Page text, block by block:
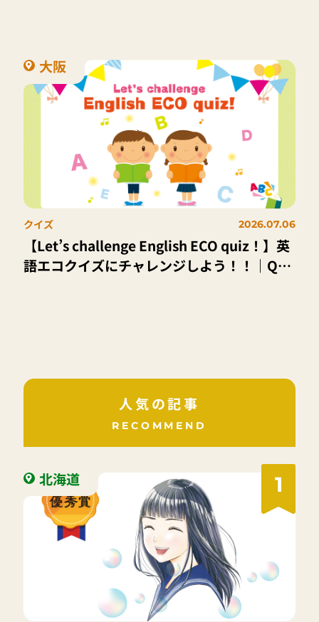
大阪
クイズ 2026.07.06
【Let’s challenge English ECO quiz！】英
語エコクイズにチャレンジしよう！！｜Q．
人気の記事
RECOMMEND
1
北海道